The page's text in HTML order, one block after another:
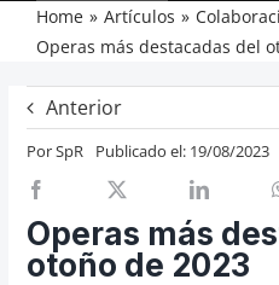
Actual
Artículos
Crítica
Previos de ópera
Cosas de Beckmesser
Home Artículos
Operas más destacadas del
Anterior
PorSpR Publicado el: 19/08/2023
Operas más
otoño de 2023